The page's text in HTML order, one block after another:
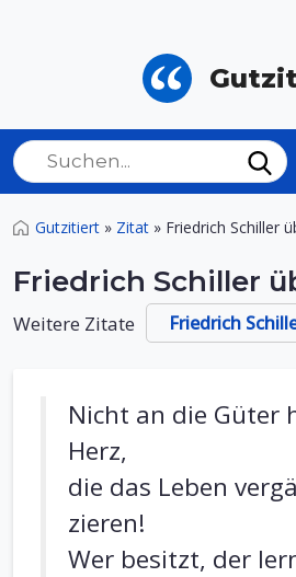
Gutzitiert » Zitat » Friedrich Schiller
Friedrich Schiller
Weitere Zitate Friedrich
Nicht an die Güter
Herz,
die das Leben
zieren!
Wer besitzt, der